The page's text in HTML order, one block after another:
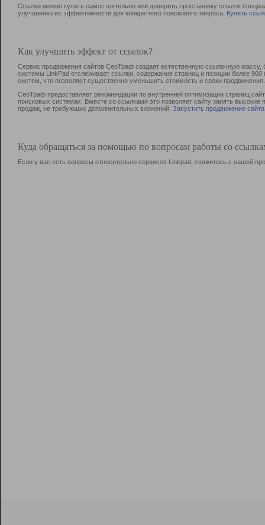
Ссылки можно купить самостоятельно или доверить простановку ссылок
улучшению их эффективности для конкретного поискового запроса. Купить
Как улучшить эффект от ссылок?
Сервис продвижения сайтов СеоТраф создает естественную ссылочную
системы LinkPad отслеживает ссылки, содержание страниц и позиции более
систем, что позволяет существенно уменьшить стоимость и сроки продвижения.
СеоТраф предоставляет рекомендации по внутренней оптимизации страниц
поисковых системах. Вместе со ссылками это позволяет сайту занять
продаж, не требующих дополнительных вложений. Запустить продвижение сайта
Куда обращаться за помощью по вопросам работы со
Если у вас есть вопросы относительно сервисов Linkpad, свяжитесь с нашей